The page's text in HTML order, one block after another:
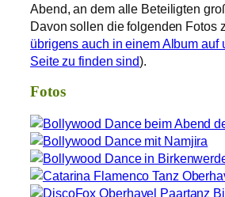
Abend, an dem alle Beteiligten
Davon sollen die folgenden Fotos
übrigens auch in einem Album auf
Seite zu finden sind).
Fotos